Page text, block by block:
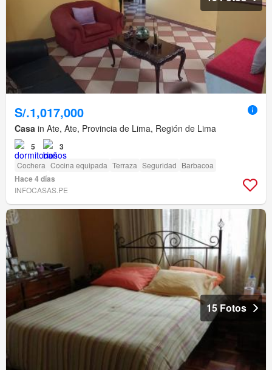
S/.1,017,000
Casa in Ate, Ate, Provincia de Lima, Región de Lima
5 3
Cochera Cocina equipada Terraza Seguridad Barbacoa
Hace 4 días
INFOCASAS.PE
15 Fotos